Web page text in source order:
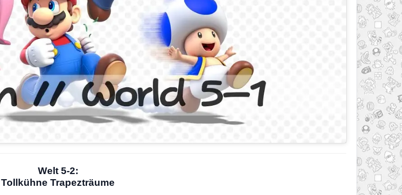
Welt 5-2:
Tollkühne Trapezträume